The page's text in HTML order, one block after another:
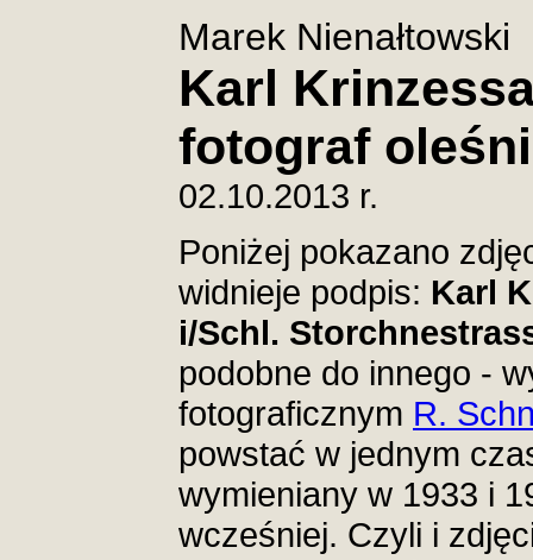
Marek Nienałtowski
Karl
fotograf
02.10.2013 r.
Poniżej pokazano
widnieje podpis: Karl
i/Schl.
podobne do innego -
fotograficznym R.
powstać w jednym
wymieniany w 1933 i
wcześniej. Czyli i